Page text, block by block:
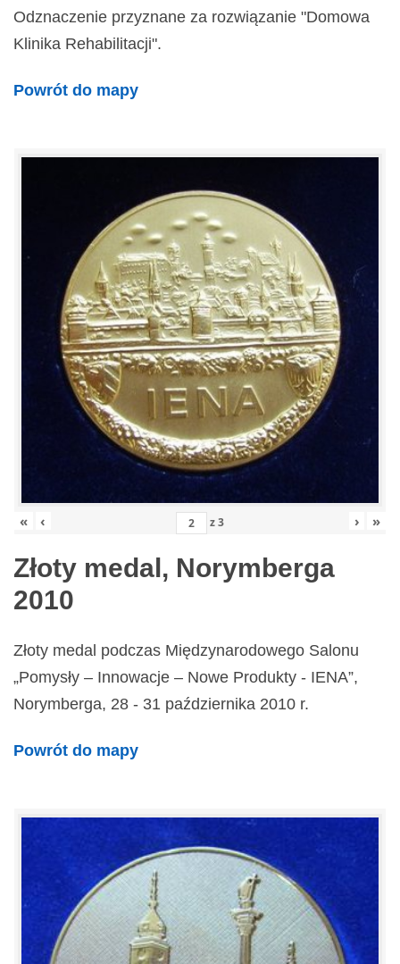
Odznaczenie przyznane za rozwiązanie "Domowa
Klinika Rehabilitacji".
Powrót do mapy
« ‹ z3 › »
Złoty medal, Norymberga
2010
Złoty medal podczas Międzynarodowego Salonu
„Pomysły – Innowacje – Nowe Produkty - IENA”,
Norymberga, 28 - 31 października 2010 r.
Powrót do mapy